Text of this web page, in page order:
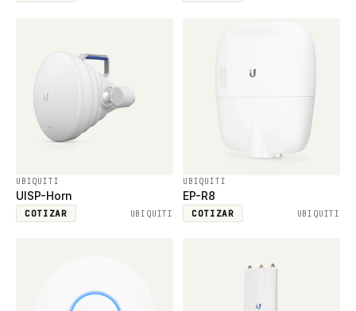
UBIQUITI
UISP-Horn
COTIZAR UBIQUITI
UBIQUITI
EP-R8
COTIZAR UBIQUITI